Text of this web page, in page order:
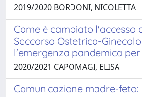
2019/2020 BORDONI, NICOLETTA
Come è cambiato l'accesso
Soccorso Ostetrico-
l'emergenza pandemica per
2020/2021 CAPOMAGI, ELISA
Comunicazione madre-feto: